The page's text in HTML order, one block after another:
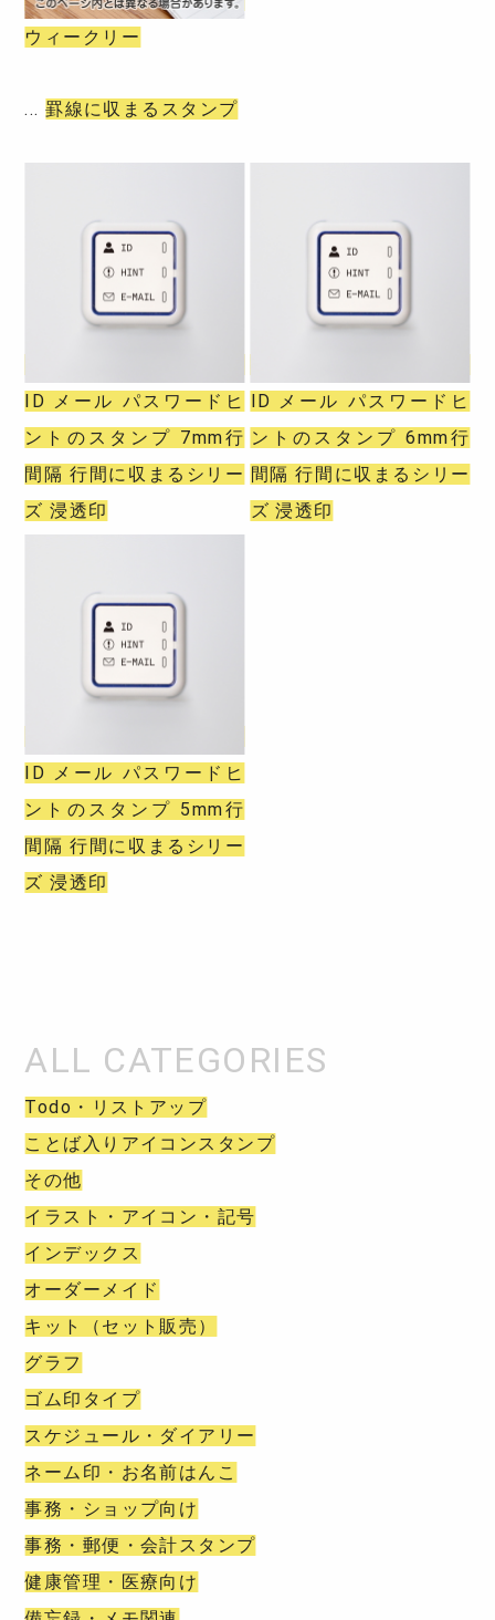
ウィークリー
罫線に収まるスタンプ
ID メール パスワードヒ
ントのスタンプ 7mm行
間隔 行間に収まるシリー
ズ 浸透印
ID メール パスワードヒ
ントのスタンプ 6mm行
間隔 行間に収まるシリー
ズ 浸透印
ID メール パスワードヒ
ントのスタンプ 5mm行
間隔 行間に収まるシリー
ズ 浸透印
Todo・リストアップ
ことば入りアイコンスタンプ
その他
イラスト・アイコン・記号
インデックス
オーダーメイド
キット（セット販売）
グラフ
ゴム印タイプ
スケジュール・ダイアリー
ネーム印・お名前はんこ
事務・ショップ向け
事務・郵便・会計スタンプ
健康管理・医療向け